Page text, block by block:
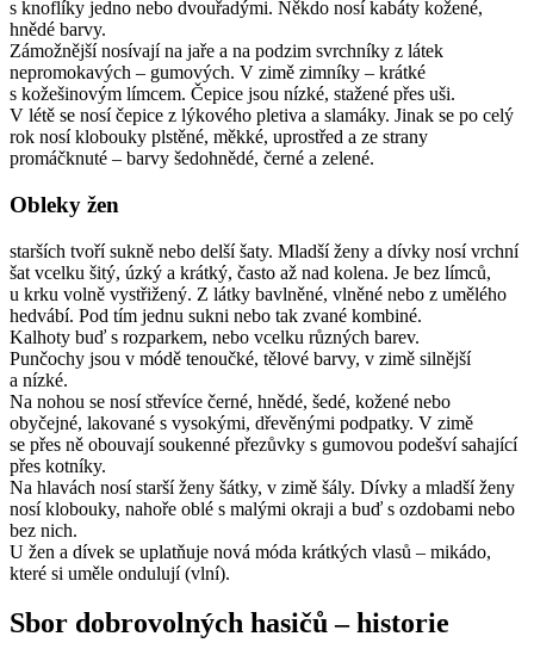
s knoflíky jedno nebo dvouřadými. Někdo nosí kabáty kožené,
hnědé barvy.
Zámožnější nosívají na jaře a na podzim svrchníky z látek
nepromokavých – gumových. V zimě zimníky – krátké
s kožešinovým límcem. Čepice jsou nízké, stažené přes uši.
V létě se nosí čepice z lýkového pletiva a slamáky. Jinak se po celý
rok nosí klobouky plstěné, měkké, uprostřed a ze strany
promáčknuté – barvy šedohnědé, černé a zelené.
Obleky žen
starších tvoří sukně nebo delší šaty. Mladší ženy a dívky nosí vrchní
šat vcelku šitý, úzký a krátký, často až nad kolena. Je bez límců,
u krku volně vystřižený. Z látky bavlněné, vlněné nebo z umělého
hedvábí. Pod tím jednu sukni nebo tak zvané kombiné.
Kalhoty buď s rozparkem, nebo vcelku různých barev.
Punčochy jsou v módě tenoučké, tělové barvy, v zimě silnější
a nízké.
Na nohou se nosí střevíce černé, hnědé, šedé, kožené nebo
obyčejné, lakované s vysokými, dřevěnými podpatky. V zimě
se přes ně obouvají soukenné přezůvky s gumovou podešví sahající
přes kotníky.
Na hlavách nosí starší ženy šátky, v zimě šály. Dívky a mladší ženy
nosí klobouky, nahoře oblé s malými okraji a buď s ozdobami nebo
bez nich.
U žen a dívek se uplatňuje nová móda krátkých vlasů – mikádo,
které si uměle ondulují (vlní).
Sbor dobrovolných hasičů – historie